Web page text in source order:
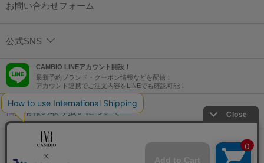
お問い合わせフォーム
公式SNS
CAMBIO LINEアカウント開設！
最新予約ブランド・クーポン情報などを配信！
アカウント連携でご注文内容をLINEでも確認可能！
個人情報の取り扱いについて
特定商取引法に基づく表示